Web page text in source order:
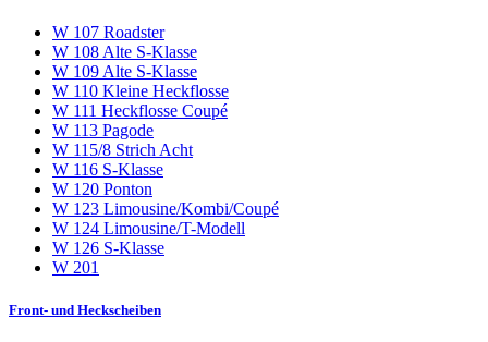
W 107 Roadster
W 108 Alte S-Klasse
W 109 Alte S-Klasse
W 110 Kleine Heckflosse
W 111 Heckflosse Coupé
W 113 Pagode
W 115/8 Strich Acht
W 116 S-Klasse
W 120 Ponton
W 123 Limousine/Kombi/Coupé
W 124 Limousine/T-Modell
W 126 S-Klasse
W 201
Front- und Heckscheiben